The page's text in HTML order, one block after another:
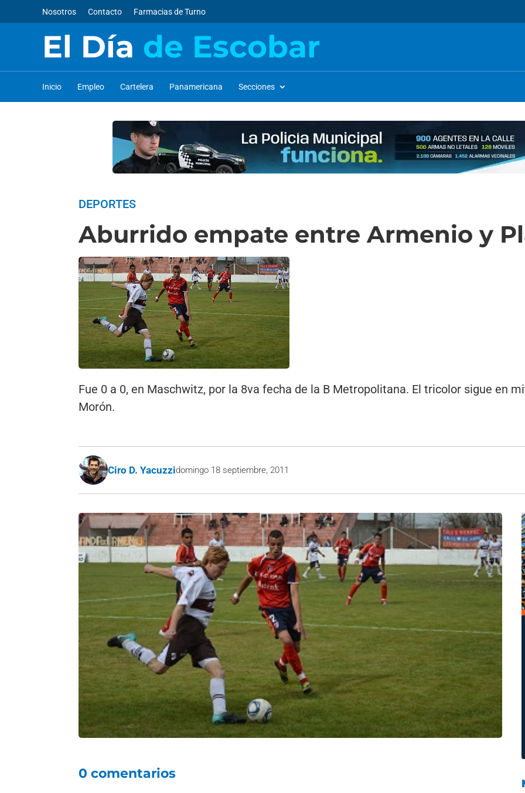
Nosotros Contacto Farmacias de Turno
El Día de Escobar
Inicio Empleo Cartelera Panamericana Secciones
DEPORTES
Aburrido empate entre Armenio y
Fue 0 a 0, en Maschwitz, por la 8va fecha de la B Metropolitana. El tricolor sigue en
Morón.
Ciro D. Yacuzzidomingo 18 septiembre, 2011
0 comentarios